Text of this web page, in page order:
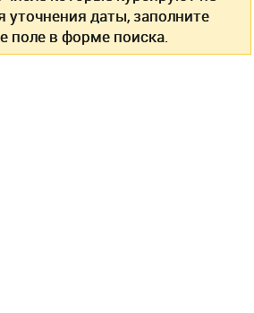
даты, заполните
поле в форме поиска.